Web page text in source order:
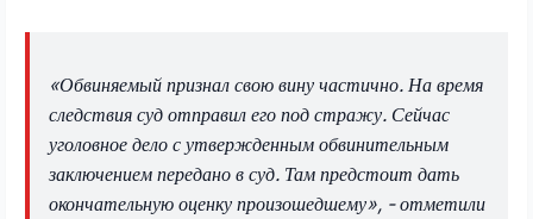
«Обвиняемый признал свою вину частично. На время
следствия суд отправил его под стражу. Сейчас
уголовное дело с утвержденным обвинительным
заключением передано в суд. Там предстоит дать
окончательную оценку произошедшему», - отметили